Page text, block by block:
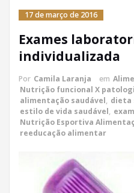
17 de março de 2016
Exames
individualizada
Por Camila Laranja em
Nutrição funcional X
alimentação saudável, dieta
estilo de vida saudável,
Nutrição Esportiva
reeducação alimentar